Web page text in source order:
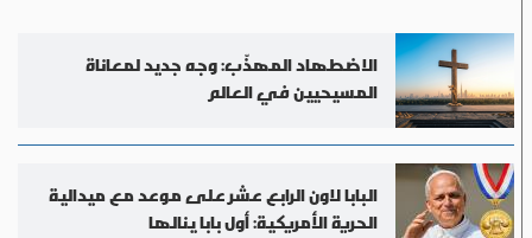
الاضطهاد المهذّب: وجه جديد لمعاناة
المسيحيين في العالم
البابا لاون الرابع عشر على موعد مع ميدالية
الحرية الأمريكية: أول بابا ينالها